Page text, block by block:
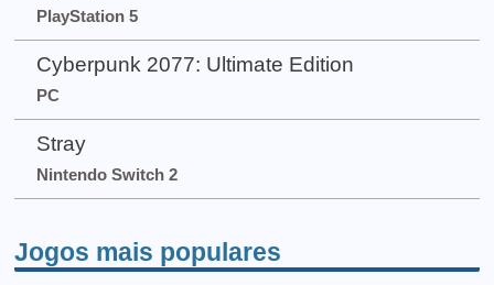
PlayStation 5
Cyberpunk 2077: Ultimate Edition
PC
Stray
Nintendo Switch 2
Jogos mais populares